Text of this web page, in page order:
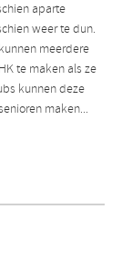
aparte
weer te dun.
meerdere
te maken als ze
kunnen deze
maken...